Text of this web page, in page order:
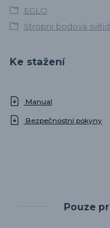
EGLO
Stropní bodová
Ke stažení
Manual
Bezpečnostní pokyny
Pouze